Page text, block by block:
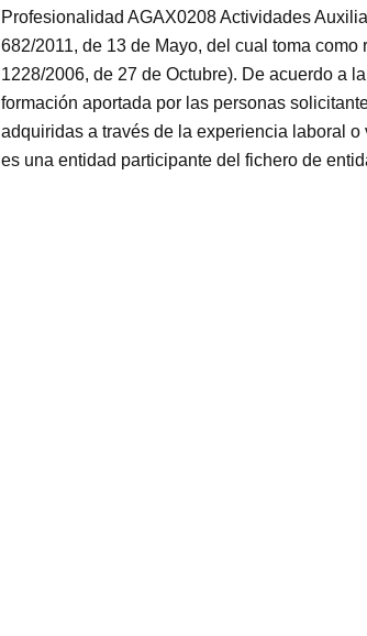
Profesionalidad AGAX0208 Actividades
682/2011, de 13 de Mayo, del cual toma
1228/2006, de 27 de Octubre). De acuerdo a
formación aportada por las personas
adquiridas a través de la experiencia laboral
es una entidad participante del fichero de